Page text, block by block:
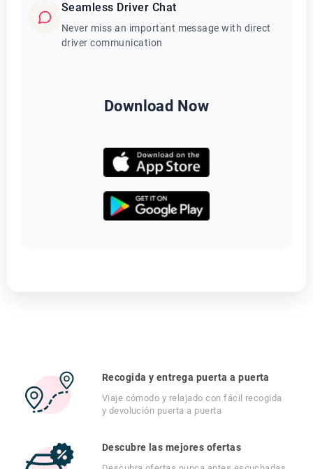
Seamless Driver Chat
Never miss an important message with direct
driver communication
Download Now
Recogida y entrega puerta a puerta
Viaje cómodo y relajado con fácil recogida
y devolución puerta a puerta
Descubre las mejores ofertas